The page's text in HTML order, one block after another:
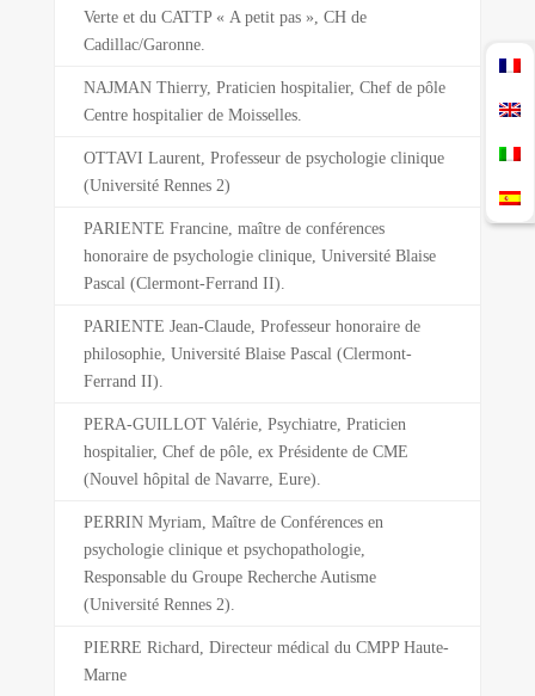
Verte et du CATTP « A petit pas », CH de
Cadillac/Garonne.
NAJMAN Thierry, Praticien hospitalier, Chef de pôle
Centre hospitalier de Moisselles.
OTTAVI Laurent, Professeur de psychologie clinique
(Université Rennes 2)
PARIENTE Francine, maître de conférences
honoraire de psychologie clinique, Université Blaise
Pascal (Clermont-Ferrand II).
PARIENTE Jean-Claude, Professeur honoraire de
philosophie, Université Blaise Pascal (Clermont-
Ferrand II).
PERA-GUILLOT Valérie, Psychiatre, Praticien
hospitalier, Chef de pôle, ex Présidente de CME
(Nouvel hôpital de Navarre, Eure).
PERRIN Myriam, Maître de Conférences en
psychologie clinique et psychopathologie,
Responsable du Groupe Recherche Autisme
(Université Rennes 2).
PIERRE Richard, Directeur médical du CMPP Haute-
Marne